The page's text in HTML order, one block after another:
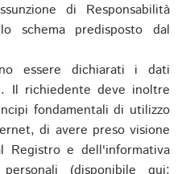
di Responsabilità
schema predisposto dal
essere dichiarati i dati
Il richiedente deve inoltre
fondamentali di utilizzo
di avere preso visione
Registro e dell'informativa